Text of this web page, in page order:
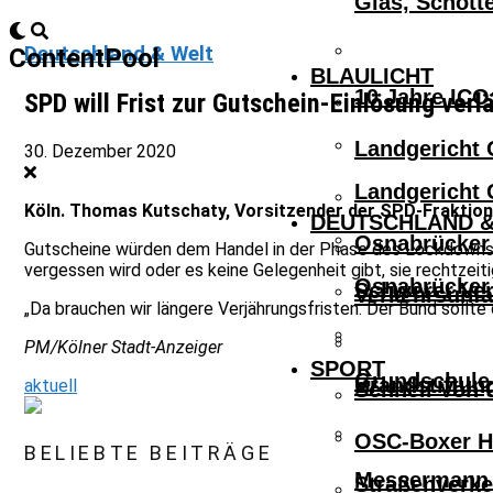
ContentPool
10 Jahre
Landgericht
BLAULICHT
Landgericht
Schwerer
DEUTSCHLAND
Schnell Von
SPORT
OSC-Boxer
Deutschland & Welt
SPD will Frist zur Gutschein-Einlösung
30. Dezember 2020
Köln. Thomas Kutschaty, Vorsitzender der SPD-
Gutscheine würden dem Handel in der Phase des
vergessen wird oder es keine Gelegenheit gibt, sie
„Da brauchen wir längere Verjährungsfristen. Der Bund
PM/Kölner Stadt-Anzeiger
aktuell
BELIEBTE BEITRÄGE